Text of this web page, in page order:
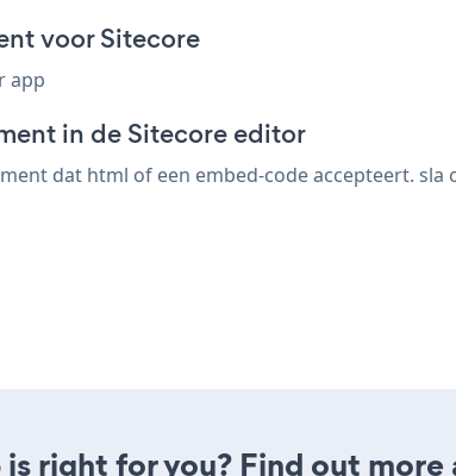
voor Sitecore
app
in de Sitecore editor
dat html of een embed-code accepteert.
right for you? Find out